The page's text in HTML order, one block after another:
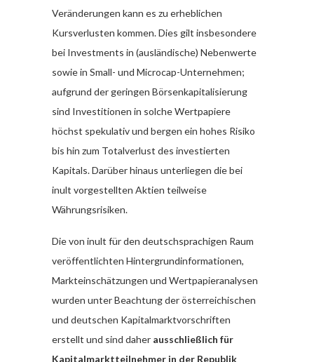
Veränderungen kann es zu erheblichen
Kursverlusten kommen. Dies gilt insbesondere
bei Investments in (ausländische) Nebenwerte
sowie in Small- und Microcap-Unternehmen;
aufgrund der geringen Börsenkapitalisierung
sind Investitionen in solche Wertpapiere
höchst spekulativ und bergen ein hohes Risiko
bis hin zum Totalverlust des investierten
Kapitals. Darüber hinaus unterliegen die bei
inult vorgestellten Aktien teilweise
Währungsrisiken.
Die von inult für den deutschsprachigen Raum
veröffentlichten Hintergrundinformationen,
Markteinschätzungen und Wertpapieranalysen
wurden unter Beachtung der österreichischen
und deutschen Kapitalmarktvorschriften
erstellt und sind daher ausschließlich für
Kapitalmarktteilnehmer in der Republik